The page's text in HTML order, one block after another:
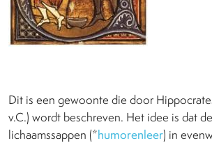
Dit is een gewoonte die door
v.C.) wordt beschreven. Het idee is dat
lichaamssappen (*humorenleer) in